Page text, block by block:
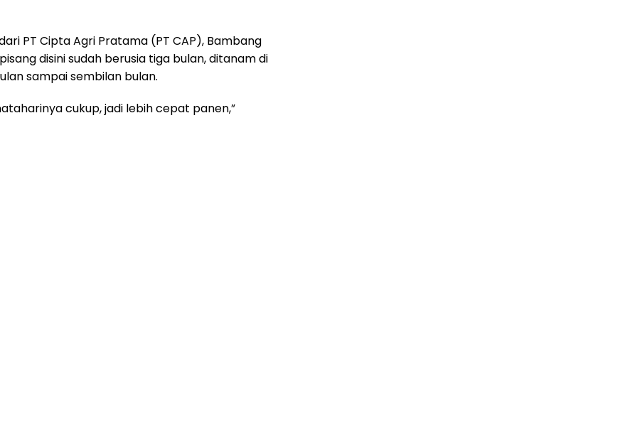
PT Cipta Agri Pratama (PT CAP), Bambang
disini sudah berusia tiga bulan, ditanam di
sampai sembilan bulan.
cukup, jadi lebih cepat panen,”